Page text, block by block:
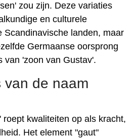
zou zijn. Deze variaties
en culturele
Scandinavische landen, maar
Germaanse oorsprong
van 'zoon van Gustav'.
van de naam
roept kwaliteiten op als kracht,
Het element "gaut"